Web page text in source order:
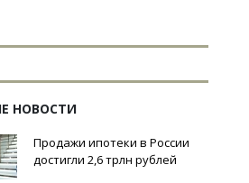
НОВОСТИ
Продажи ипотеки в России
достигли 2,6 трлн рублей